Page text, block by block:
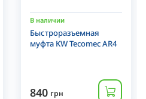
В наличии
Быстроразъемная
муфта KW Tecomec AR4
840 грн